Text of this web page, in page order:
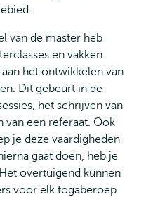
van de master heb
en vakken
het ontwikkelen van
Dit gebeurt in de
het schrijven van
van een referaat. Ook
je deze vaardigheden
gaat doen, heb je
overtuigend kunnen
voor elk togaberoep